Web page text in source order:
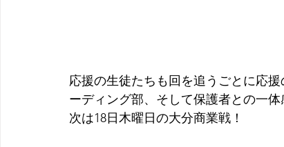
応援の生徒たちも回を追うごとに応
ーディング部、そして保護者との一
次は18日木曜日の大分商業戦！